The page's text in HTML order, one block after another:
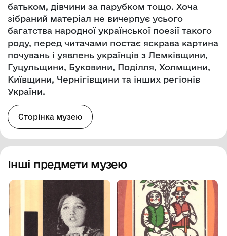
батьком, дівчини за парубком тощо. Хоча
зібраний матеріал не вичерпує усього
багатства народної української поезії такого
роду, перед читачами постає яскрава картина
почувань і уявлень українців з Лемківщини,
Гуцульщини, Буковини, Поділля, Холмщини,
Київщини, Чернігівщини та інших регіонів
України.
Сторінка музею
Інші предмети музею